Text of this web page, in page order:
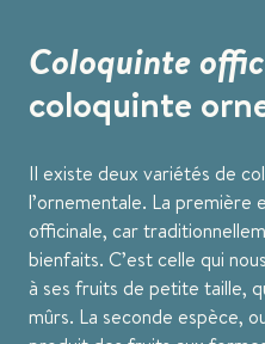
Coloquinte
coloquinte
Il existe deux variétés de
l’ornementale. La première
officinale, car
bienfaits. C’est celle qui
à ses fruits de petite taille,
mûrs. La seconde espèce,